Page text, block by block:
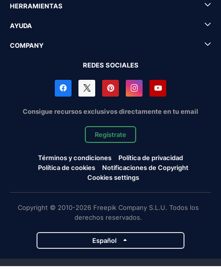
HERRAMIENTAS
AYUDA
COMPANY
REDES SOCIALES
Consigue recursos exclusivos directamente en tu email
Regístrate
Términos y condiciones
Política de privacidad
Política de cookies
Notificaciones de Copyright
Cookies settings
Copyright © 2010-2026 Freepik Company S.L.U. Todos los
derechos reservados.
Español